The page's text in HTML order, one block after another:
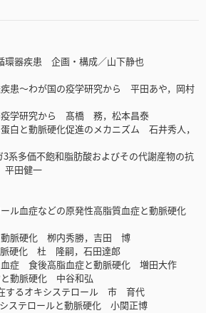
環器疾患 企画・構成／山下静也
患〜わが国の疫学研究から 平田あや，岡村
疫学研究から 髙橋 務，松本昌泰
白と動脈硬化促進のメカニズム 石井秀人，
系多価不飽和脂肪酸およびその代謝産物の抗
平田健一
ル血症などの原発性高脂質血症と動脈硬化
動脈硬化 栁内秀勝，吉田 博
脈硬化 杜 隆嗣，石田達郎
症 食後高脂血症と動脈硬化 増田大作
動脈硬化 中谷和弘
するオキシステロール 市 育代
ステロールと動脈硬化 小関正博